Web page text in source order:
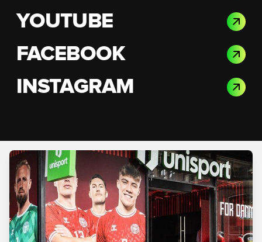
YOUTUBE
FACEBOOK
INSTAGRAM